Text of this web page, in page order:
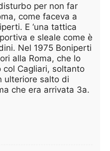
per non far
come faceva a
E ‘una tattica
e sleale come è
Nel 1975 Boniperti
alla Roma, che lo
Cagliari, soltanto
ulteriore salto di
che era arrivata 3a.